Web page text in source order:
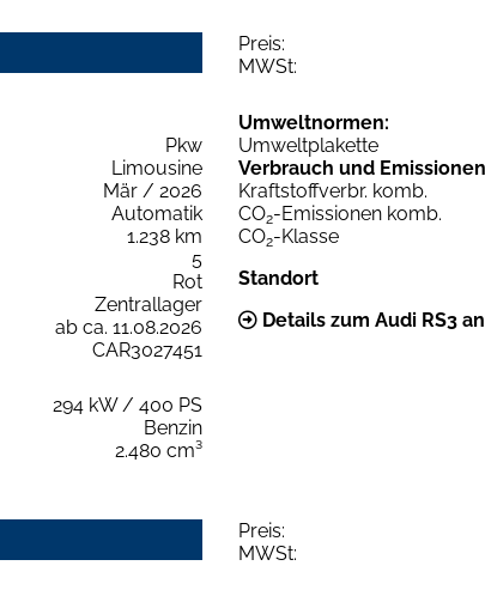
Preis:
MWSt:
Pkw
Limousine
Mär / 2026
Automatik
1.238 km
5
Rot
Zentrallager
ab ca. 11.08.2026
CAR3027451
294 kW / 400 PS
Benzin
2.480 cm³
Umweltnormen:
Umweltplakette
Verbrauch und
Kraftstoffverbr. komb.
CO2-Emissionen komb.
CO2-Klasse
Standort
Details zum Audi RS3
Preis:
MWSt: